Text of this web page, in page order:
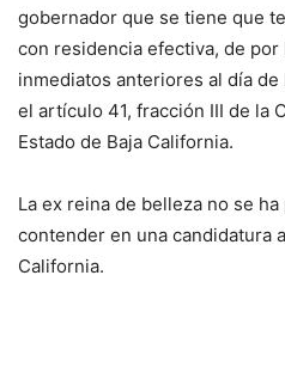
gobernador que se tiene que
con residencia efectiva, de por
inmediatos anteriores al día
el artículo 41, fracción III de la
Estado de Baja California.
La ex reina de belleza no se
contender en una candidatura
California.